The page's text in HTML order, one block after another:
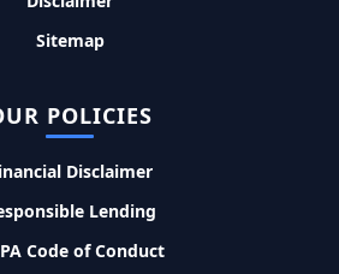
Apply Online: डेयरी फार्मिंग लोन योजना के
Loan: किसानों को भारत सरकार की इस योजना के
के लिए बिना गारंटी दे रहा है इतने लाख का लोन, केवल
Sitemap
POLICIES
Disclaimer
Lending
Code of Conduct